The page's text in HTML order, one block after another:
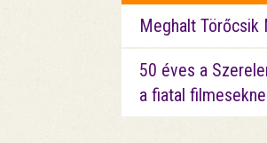
Meghalt Törőcsik
50 éves a
a fiatal